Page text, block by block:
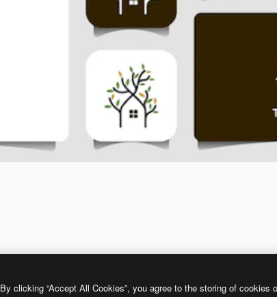
By clicking “Accept All Cookies”, you agree to the storing of cookies